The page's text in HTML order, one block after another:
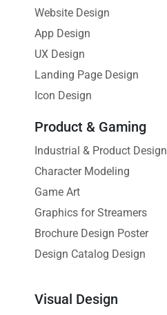
Website Design
App Design
UX Design
Landing Page Design
Icon Design
Product & Gaming
Industrial & Product Design
Character Modeling
Game Art
Graphics for Streamers
Brochure Design Poster
Design Catalog Design
Visual Design